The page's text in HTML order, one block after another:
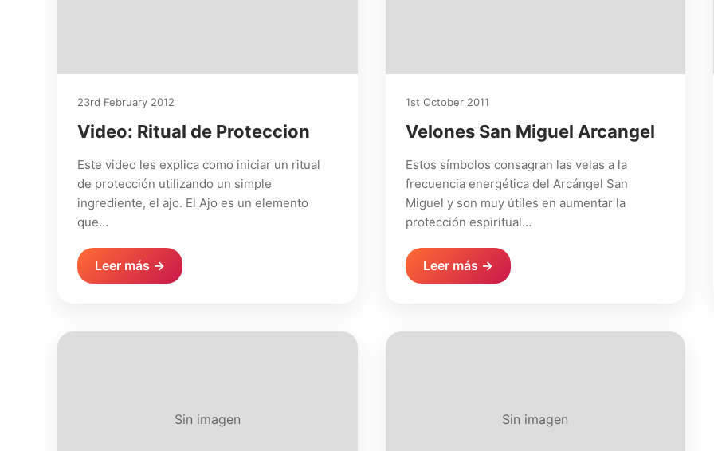
23rd February 2012
Video: Ritual de Proteccion
Este video les explica como iniciar un ritual
de protección utilizando un simple
ingrediente, el ajo. El Ajo es un elemento
que…
Leer más →
1st October 2011
Velones San Miguel Arcangel
Estos símbolos consagran las velas a la
frecuencia energética del Arcángel San
Miguel y son muy útiles en aumentar la
protección espiritual…
Leer más →
Sin imagen Sin imagen